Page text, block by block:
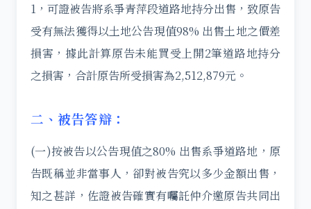
1，可證被告將系爭青萍段道路地持分出售，致原告
受有無法獲得以土地公告現值98% 出售土地之價差
損害，據此計算原告未能買受上開2筆道路地持分
之損害，合計原告所受損害為2,512,879元。
二、被告答辯：
(一)按被告以公告現值之80% 出售系爭道路地，原
告既稱並非當事人，卻對被告究以多少金額出售，
知之甚詳，佐證被告確實有囑託仲介邀原告共同出